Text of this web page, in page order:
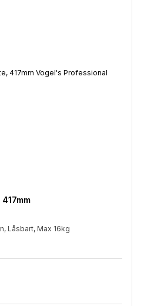
Låsbart, Max 16kg